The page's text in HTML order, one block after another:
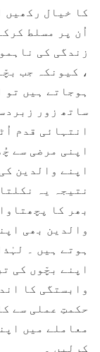
کا خیال رکھیں
اُن پر مسلط
زندگی کی
، کیونکہ جب
ہوجاتے ہیں
ساتھ زور
انتہائی قدم
اپنی مرضی سے
اپنے والدین
نتیجہ یہ
بھر کا
والدین بھی
ہوتے ہیں ۔
اپنے بچّوں کی
وابستگی کا
حکمتِ عملی سے
معاملے میں
کرلیں ۔